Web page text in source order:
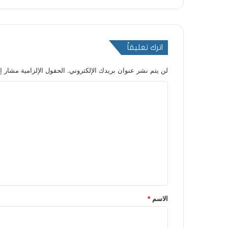
اترك تعليقاً
لن يتم نشر عنوان بريدك الإلكتروني. الحقول الإلزامية مشار
*
الاسم *